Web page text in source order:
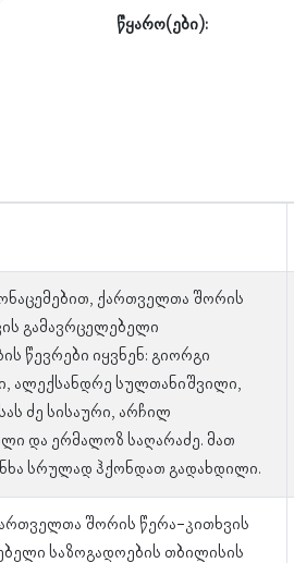
წყარო(ები):
ქართველთა შორის
გამავრცელებელი
წევრები იყვნენ: გიორგი
ალექსანდრე სულთანიშვილი,
ძე სისაური, არჩილ
და ერმალოზ საღარაძე. მათ
სრულად ჰქონდათ გადახდილი.
შორის წერა-კითხვის
საზოგადოების თბილისის